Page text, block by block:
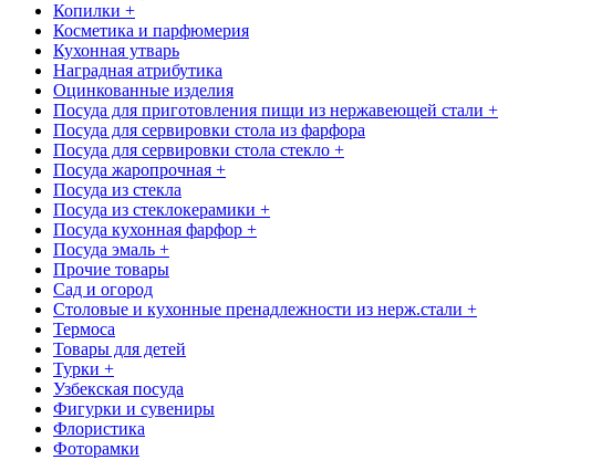
Копилки +
Косметика и парфюмерия
Кухонная утварь
Наградная атрибутика
Оцинкованные изделия
Посуда для приготовления пищи из нержавеющей стали +
Посуда для сервировки стола из фарфора
Посуда для сервировки стола стекло +
Посуда жаропрочная +
Посуда из стекла
Посуда из стеклокерамики +
Посуда кухонная фарфор +
Посуда эмаль +
Прочие товары
Сад и огород
Столовые и кухонные пренадлежности из нерж.стали +
Термоса
Товары для детей
Турки +
Узбекская посуда
Фигурки и сувениры
Флористика
Фоторамки